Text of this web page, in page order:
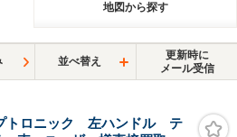
地図から探す
並べ替え
更新時に
メール受信
トロニック 左ハンドル テ